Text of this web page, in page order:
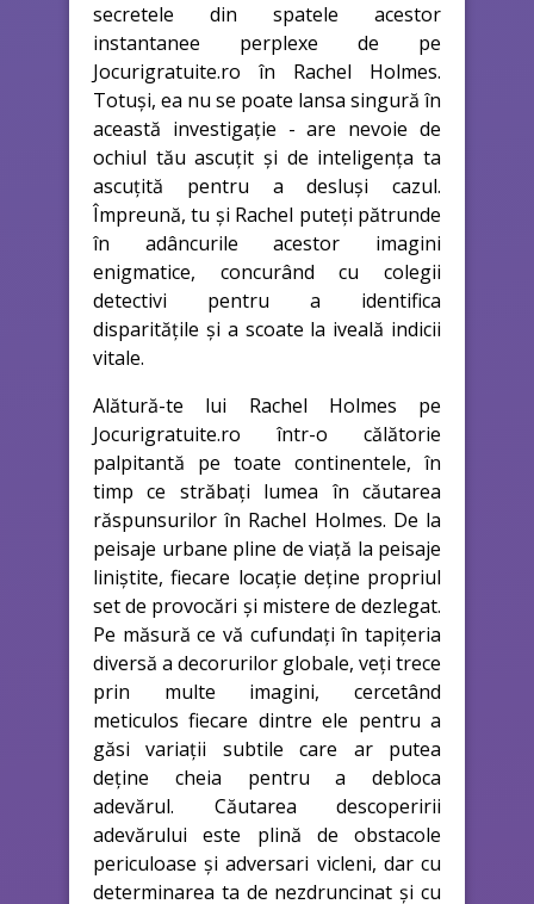
secretele din spatele acestor
instantanee perplexe de pe
Jocurigratuite.ro în Rachel Holmes.
Totuși, ea nu se poate lansa singură în
această investigație - are nevoie de
ochiul tău ascuțit și de inteligența ta
ascuțită pentru a desluși cazul.
Împreună, tu și Rachel puteți pătrunde
în adâncurile acestor imagini
enigmatice, concurând cu colegii
detectivi pentru a identifica
disparitățile și a scoate la iveală indicii
vitale.
Alătură-te lui Rachel Holmes pe
Jocurigratuite.ro într-o călătorie
palpitantă pe toate continentele, în
timp ce străbați lumea în căutarea
răspunsurilor în Rachel Holmes. De la
peisaje urbane pline de viață la peisaje
liniștite, fiecare locație deține propriul
set de provocări și mistere de dezlegat.
Pe măsură ce vă cufundați în tapițeria
diversă a decorurilor globale, veți trece
prin multe imagini, cercetând
meticulos fiecare dintre ele pentru a
găsi variații subtile care ar putea
deține cheia pentru a debloca
adevărul. Căutarea descoperirii
adevărului este plină de obstacole
periculoase și adversari vicleni, dar cu
determinarea ta de nezdruncinat și cu